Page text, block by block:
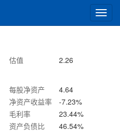
切
换
估值
2.26
每股净资产
4.64
净资产收益率 -7.23%
毛利率 23.44%
资产负债比 46.54%